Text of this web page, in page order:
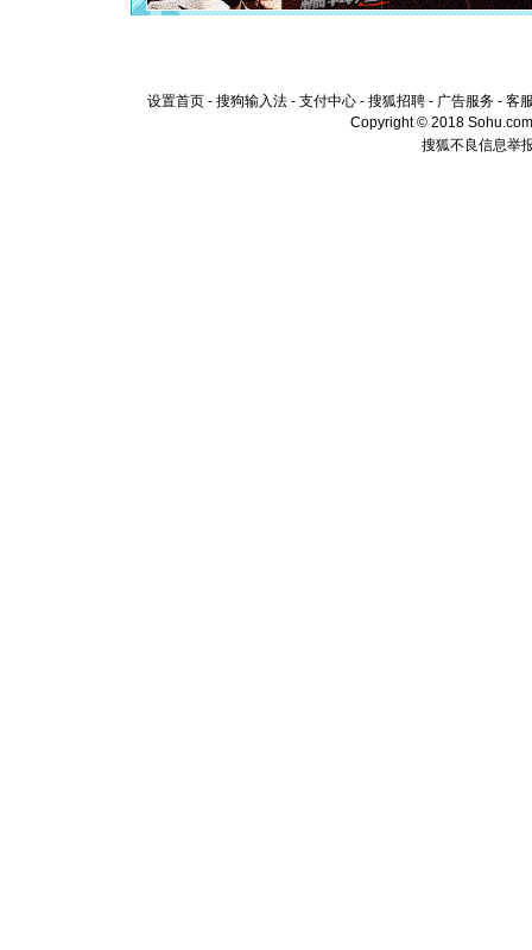
泣，这痛
[春节] 传
片叶子是
送你一棵
设置首页 - 搜狗输入法 - 支付中心 - 搜狐招聘 - 广告服务 - 客
Copyright © 2018
搜狐不良信息举